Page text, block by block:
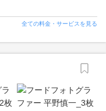
全ての料金・サービスを見る